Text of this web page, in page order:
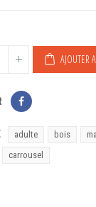
AJOUTER
adulte bois
carrousel